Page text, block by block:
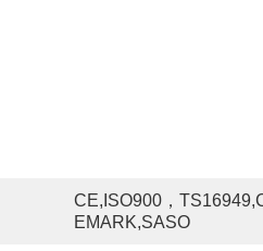
CE,ISO900，
EMARK,SASO